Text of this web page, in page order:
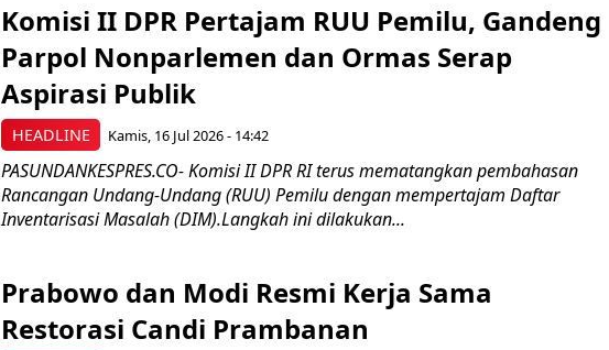
HEADLINE
Komisi II DPR Pertajam RUU Pemilu, Gandeng
Parpol Nonparlemen dan Ormas Serap
Aspirasi Publik
Kamis, 16 Jul 2026 - 14:42
PASUNDANKESPRES.CO- Komisi II DPR RI terus mematangkan pembahasan
Rancangan Undang-Undang (RUU) Pemilu dengan mempertajam Daftar
Inventarisasi Masalah (DIM).Langkah ini dilakukan...
Prabowo dan Modi Resmi Kerja Sama
Restorasi Candi Prambanan